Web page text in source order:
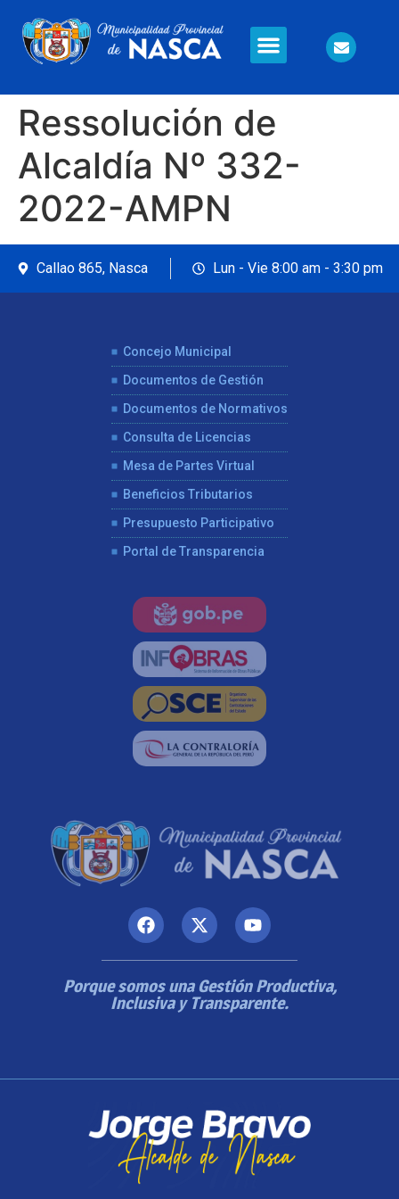
Ressolución de
Alcaldía Nº 332-
2022-AMPN
Callao 865, Nasca Lun - Vie 8:00 am - 3:30 pm
Concejo Municipal
Documentos de Gestión
Documentos de Normativos
Consulta de Licencias
Mesa de Partes Virtual
Beneficios Tributarios
Presupuesto Participativo
Portal de Transparencia
Porque somos una Gestión Productiva,
Inclusiva y Transparente.